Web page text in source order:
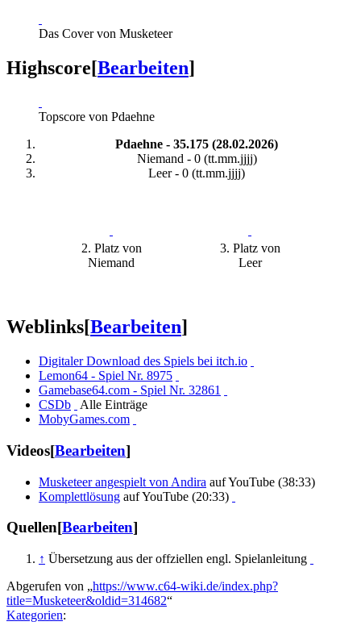
Das Cover von Musketeer
Highscore[Bearbeiten]
Topscore von Pdaehne
Pdaehne - 35.175 (28.02.2026)
Niemand - 0 (tt.mm.jjjj)
Leer - 0 (tt.mm.jjjj)
2. Platz von
Niemand
3. Platz von
Leer
Weblinks[Bearbeiten]
Digitaler Download des Spiels bei itch.io
Lemon64 - Spiel Nr. 8975
Gamebase64.com - Spiel Nr. 32861
CSDb
Alle Einträge
MobyGames.com
Videos[Bearbeiten]
Musketeer angespielt von Andira auf YouTube (38:33)
Komplettlösung auf YouTube (20:33)
Quellen[Bearbeiten]
↑ Übersetzung aus der offziellen engl. Spielanleitung
Abgerufen von „https://www.c64-wiki.de/index.php?
title=Musketeer&oldid=314682“
Kategorien: